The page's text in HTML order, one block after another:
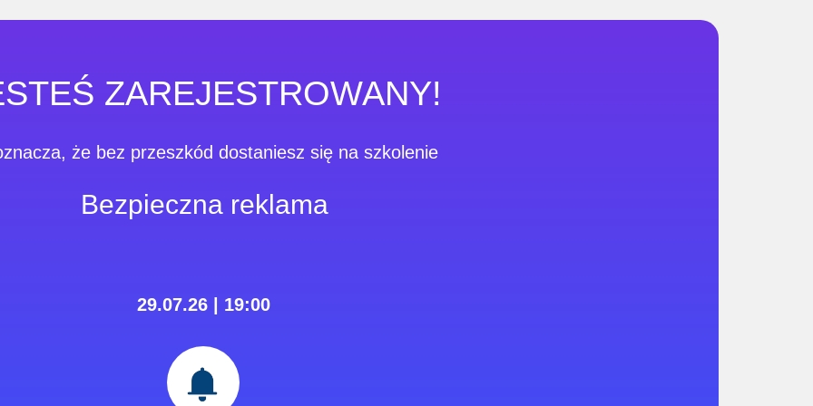
ZAREJESTROWANY!
że ​​bez przeszkód dostaniesz się na szkolenie
Bezpieczna reklama
29.07.26 | 19:00